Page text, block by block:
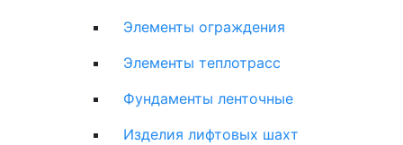
Элементы ограждения
Элементы теплотрасс
Фундаменты ленточные
Изделия лифтовых шахт